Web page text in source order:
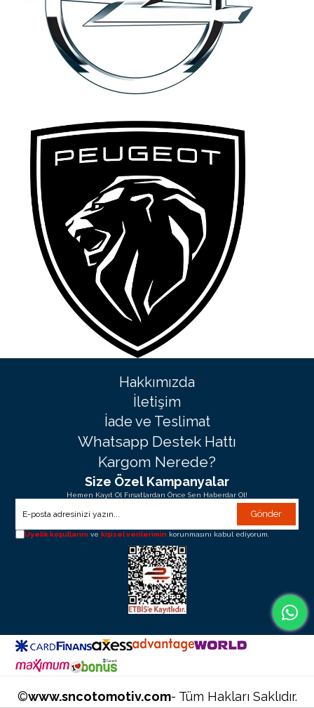
Hakkımızda
İletişim
İade ve Teslimat
Whatsapp Destek Hattı
Kargom Nerede?
Size Özel Kampanyalar
Hemen Kayıt Ol Fırsatlardan Önce Sen Haberdar Ol!
Gönder
Üyelik koşullarını vekişisel verilerimin korunmasını kabul ediyorum.
©www.sncotomotiv.com- Tüm Hakları Saklıdır.